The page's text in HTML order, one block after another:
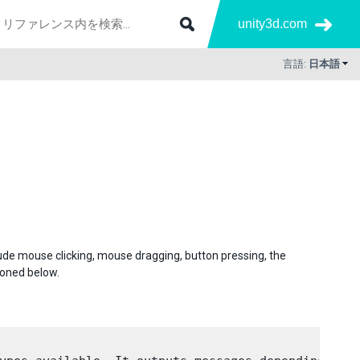
unity3d.com
言語: 日本語
mouse clicking, mouse dragging, button pressing, the
below.